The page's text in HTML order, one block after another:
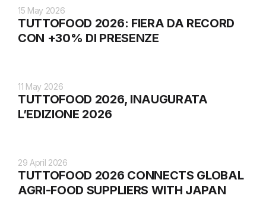
15 May 2026
TUTTOFOOD 2026: FIERA DA RECORD
CON +30% DI PRESENZE
11 May 2026
TUTTOFOOD 2026, INAUGURATA
L’EDIZIONE 2026
29 April 2026
TUTTOFOOD 2026 CONNECTS GLOBAL
AGRI-FOOD SUPPLIERS WITH JAPAN